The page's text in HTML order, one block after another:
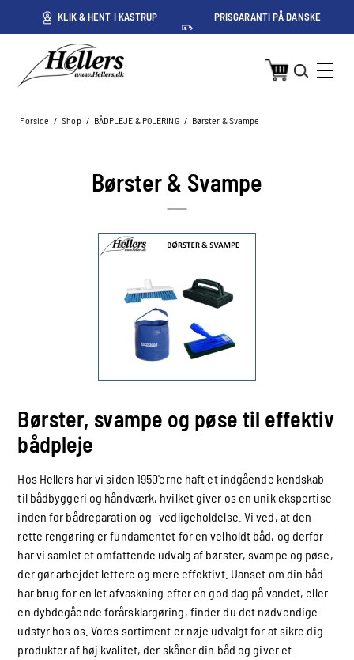
KLIK & HENT I KASTRUP PRISGARANTI PÅ DANSKE
Forside / Shop / BÅDPLEJE & POLERING / Børster & Svampe
Børster & Svampe
Børster, svampe og pøse til effektiv
bådpleje
Hos Hellers har vi siden 1950'erne haft et indgående kendskab
til bådbyggeri og håndværk, hvilket giver os en unik ekspertise
inden for bådreparation og -vedligeholdelse. Vi ved, at den
rette rengøring er fundamentet for en velholdt båd, og derfor
har vi samlet et omfattende udvalg af børster, svampe og pøse,
der gør arbejdet lettere og mere effektivt. Uanset om din båd
har brug for en let afvaskning efter en god dag på vandet, eller
en dybdegående forårsklargøring, finder du det nødvendige
udstyr hos os. Vores sortiment er nøje udvalgt for at sikre dig
produkter af høj kvalitet, der skåner din båd og giver et